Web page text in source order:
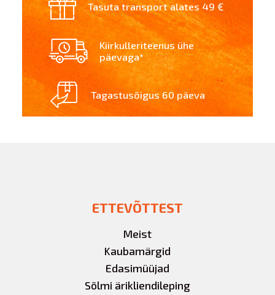
Tasuta transport alates 49 €
Kiirkulleriteenus ühe
päevaga*
Tagastusõigus 60 päeva
ETTEVÕTTEST
Meist
Kaubamärgid
Edasimüüjad
Sõlmi ärikliendileping